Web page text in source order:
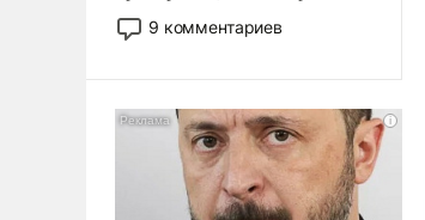
двигаемся по пути
революционных изменений.
псевдонаучной фантастики,
стало всерьез обсуждаемой
9 комментариев